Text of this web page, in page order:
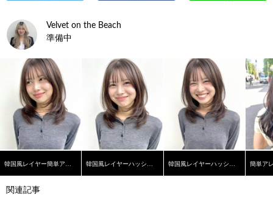
Velvet on the Beach
準備中
韓国風レイヤー簡単アレンジワンカールオリーブベージュ 韓国風レイヤーハッシュカットワンカール 韓国風レイヤーハッシュカットワンカールオリーブベージュ
関連記事